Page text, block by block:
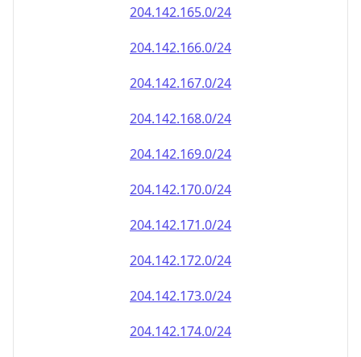
204.142.165.0/24
204.142.166.0/24
204.142.167.0/24
204.142.168.0/24
204.142.169.0/24
204.142.170.0/24
204.142.171.0/24
204.142.172.0/24
204.142.173.0/24
204.142.174.0/24